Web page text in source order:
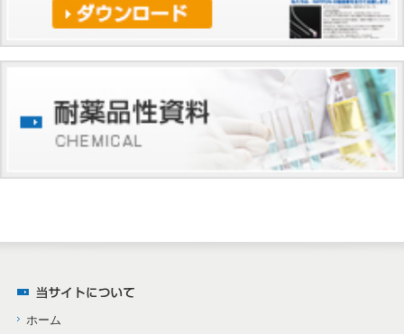
ホーム